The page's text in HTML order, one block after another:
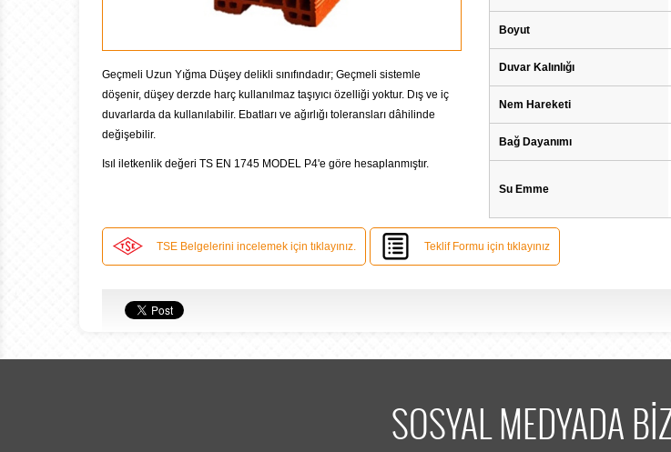
Geçmeli Uzun Yığma Düşey delikli sınıfındadır; Geçmeli sistemle
döşenir, düşey derzde harç kullanılmaz taşıyıcı özelliği yoktur. Dış ve iç
duvarlarda da kullanılabilir. Ebatları ve ağırlığı toleransları dâhilinde
değişebilir.
Isıl iletkenlik değeri TS EN 1745 MODEL P4'e göre hesaplanmıştır.
Boyut
Duvar Kalınlığı
Nem Hareketi
Bağ Dayanımı
Su Emme
TSE Belgelerini incelemek için tıklayınız. Teklif Formu için tıklayınız
SOSYAL MEDYADA